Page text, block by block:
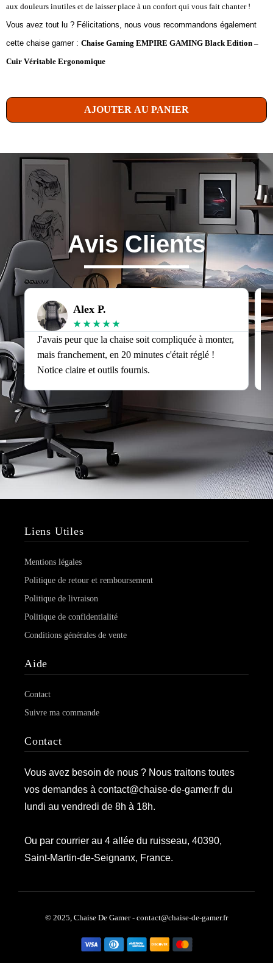
aux douleurs inutiles et de laisser place à un confort qui vous fait chanter !
Vous avez tout lu ? Félicitations, nous vous recommandons également
cette chaise gamer : Chaise Gaming EMPIRE GAMING Black Edition –
Cuir Véritable Ergonomique
AJOUTER AU PANIER
Avis Clients
Alex P.
★ ★ ★ ★ ★
J'avais peur que la chaise soit compliquée à monter,
mais franchement, en 20 minutes c'était réglé !
Notice claire et outils fournis.
Liens Utiles
Mentions légales
Politique de retour et remboursement
Politique de livraison
Politique de confidentialité
Conditions générales de vente
Aide
Contact
Suivre ma commande
Contact
Vous avez besoin de nous ? Nous traitons toutes
vos demandes à contact@chaise-de-gamer.fr du
lundi au vendredi de 8h à 18h.
Ou par courrier au 4 allée du ruisseau, 40390,
Saint-Martin-de-Seignanx, France.
© 2025, Chaise De Gamer - contact@chaise-de-gamer.fr